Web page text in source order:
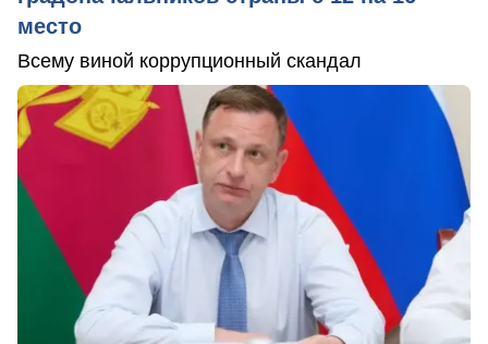
место
Всему виной коррупционный скандал